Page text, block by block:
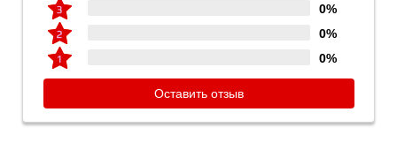
0%
0%
0%
Оставить отзыв